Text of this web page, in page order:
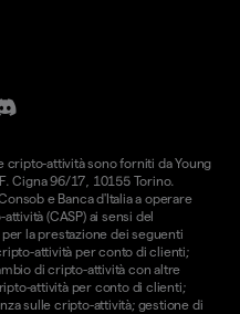
cripto-attività sono forniti da Young
Cigna 96/17, 10155 Torino.
e Banca d'Italia a operare
(CASP) ai sensi del
la prestazione dei seguenti
attività per conto di clienti;
di cripto-attività con altre
attività per conto di clienti;
sulle cripto-attività; gestione di